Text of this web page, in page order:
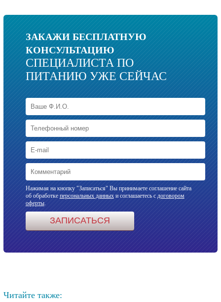
ЗАКАЖИ БЕСПЛАТНУЮ
КОНСУЛЬТАЦИЮ
СПЕЦИАЛИСТА ПО
ПИТАНИЮ УЖЕ СЕЙЧАС
Нажимая на кнопку "Записаться" Вы принимаете соглашение сайта
об обработке персональных данныхи соглашаетесь с договором
оферты.
Читайте также: